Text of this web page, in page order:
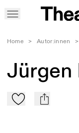
Home > Autor:innen >
Jürgen
Zu Mein-TdZ
mail